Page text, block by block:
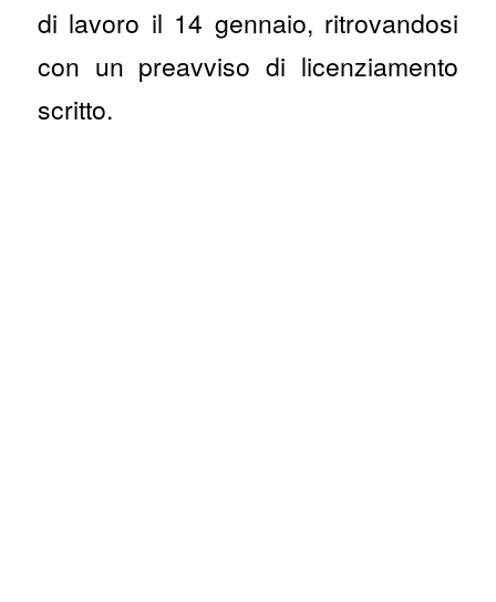
di lavoro il 14 gennaio, ritrovandosi
con un preavviso di licenziamento
scritto.